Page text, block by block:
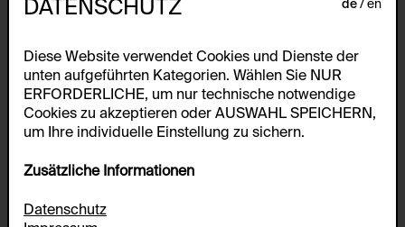
Kowanz-Kocer, Renate
Krasinski, Edward
Kriesche, Richard
Kubelka vom Gröller, Friedl
Kubota, Shigeko
Kupelwieser, Hans
Lamelas, David
DATENSCHUTZ de en
Diese Website verwendet Cookies und Dienste der
unten aufgeführten Kategorien. Wählen Sie NUR
ERFORDERLICHE, um nur technische notwendige
Cookies zu akzeptieren oder AUSWAHL SPEICHERN,
um Ihre individuelle Einstellung zu sichern.
Zusätzliche Informationen
Datenschutz